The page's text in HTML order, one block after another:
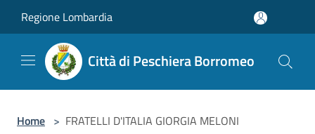
Regione Lombardia
Città di Peschiera Borromeo
Home > FRATELLI D'ITALIA GIORGIA MELONI